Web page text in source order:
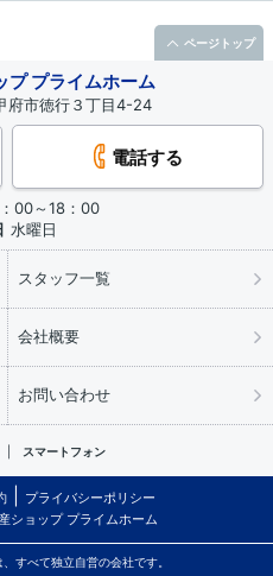
プ プライムホーム
府市徳行３丁目4-24
電話する
00～18：00
水曜日
スタッフ一覧
会社概要
お問い合わせ
スマートフォン
プライバシーポリシー
ショップ プライムホーム
すべて独立自営の会社です。
ページトップ